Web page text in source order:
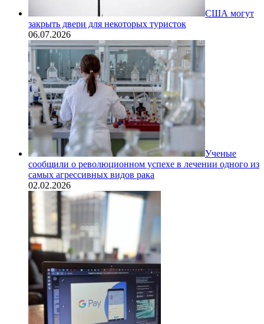
США могут
закрыть двери для некоторых туристок
06.07.2026
Ученые
сообщили о революционном успехе в лечении одного из
самых агрессивных видов рака
02.02.2026